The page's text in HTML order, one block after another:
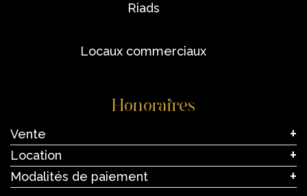
riads
locaux commerciaux
Honoraires
Vente
Location
Modalités de paiement